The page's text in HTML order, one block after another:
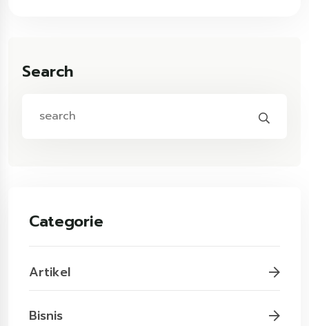
Search
Categorie
Artikel
Bisnis